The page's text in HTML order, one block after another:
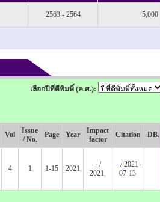
2563 - 2564 5,000
เลือกปีที่ตีพิมพิ์ (ค.ศ.):
Vol
Issue
/ No.
Page Year
Impact
factor
Citation DB.
4 1 1-15 2021
- /
2021
-/ 2021-
07-13